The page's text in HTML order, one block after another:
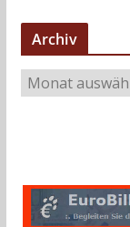
Archiv
r